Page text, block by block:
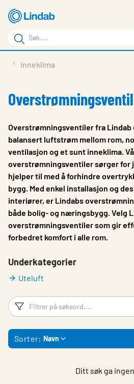
hovedinnhold
Søkeord
Søk
på
Last ned
Bærekraft
Kontakt oss
Logg inn
Choose languge
Norway
Inneklima
Overstrømningsventil
Overstrømningsventiler fra Lindab
balansert luftstrøm mellom rom,
ventilasjon og et sunt inneklima.
overstrømningsventiler sørger for
hjelper til med å forhindre
bygg. Med enkel installasjon og
interiører, er Lindabs
både bolig- og næringsbygg. Velg
overstrømningsventiler som gir
forbedret komfort i alle rom.
Underkategorier
Uteluft
Filtreringsord
Sorter: Navn
Ditt søk ga